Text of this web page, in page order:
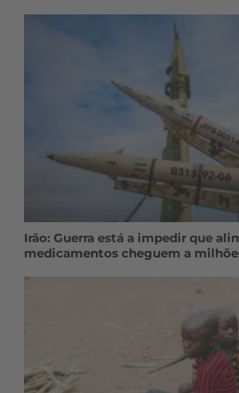
Irão: Guerra está a impedir que
medicamentos cheguem a